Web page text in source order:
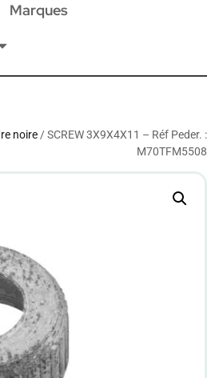
Marques
noire / SCREW 3X9X4X11 – Réf Peder. :
M70TFM5508